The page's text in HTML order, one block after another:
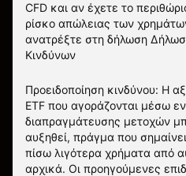
CFD και αν έχετε το
ρίσκο απώλειας των
ανατρέξτε στη δήλωση
Κινδύνων
Προειδοποίηση κινδύνου: Η
ETF που αγοράζονται μέσω
διαπραγμάτευσης μετοχών
αυξηθεί, πράγμα που
πίσω λιγότερα χρήματα από
αρχικά. Οι προηγούμενες